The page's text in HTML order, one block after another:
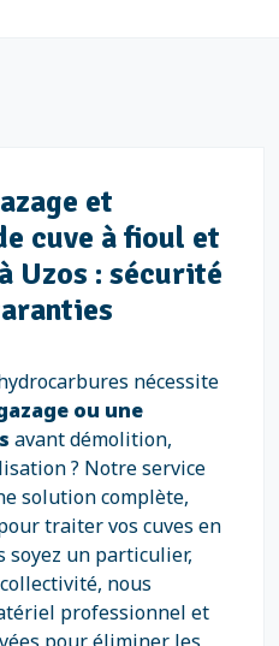
et
cuve à fioul et
Uzos : sécurité
nécessite
ou une
avant démolition,
? Notre service
solution complète,
traiter vos cuves en
soyez un particulier,
nous
professionnel et